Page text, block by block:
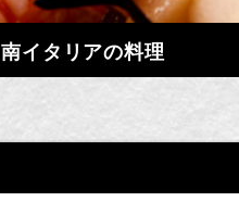
南イタリアの料理